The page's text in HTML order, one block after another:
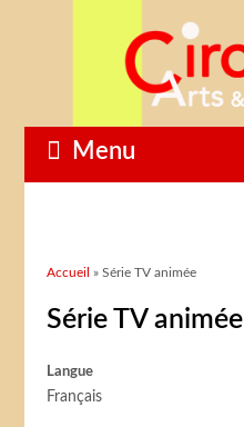
Menu
Vous êtes ici
Accueil » Série TV animée
Série TV animée
Langue
Français